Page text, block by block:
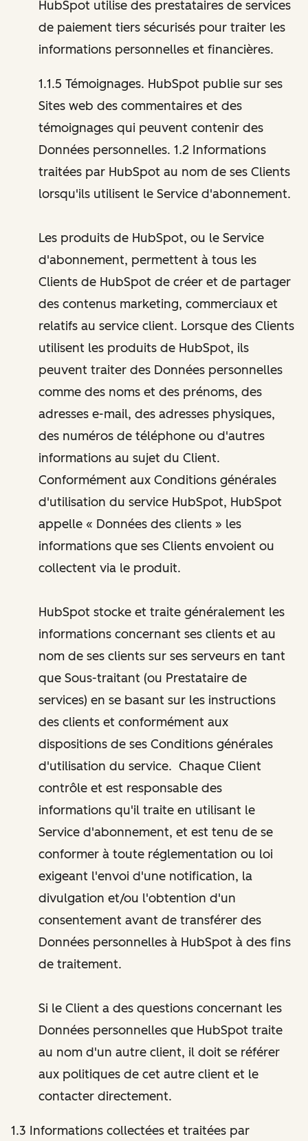
HubSpot utilise des prestataires de services
de paiement tiers sécurisés pour traiter les
informations personnelles et financières.
1.1.5 Témoignages. HubSpot publie sur ses
Sites web des commentaires et des
témoignages qui peuvent contenir des
Données personnelles. 1.2 Informations
traitées par HubSpot au nom de ses Clients
lorsqu'ils utilisent le Service d'abonnement.
Les produits de HubSpot, ou le Service
d'abonnement, permettent à tous les
Clients de HubSpot de créer et de partager
des contenus marketing, commerciaux et
relatifs au service client. Lorsque des Clients
utilisent les produits de HubSpot, ils
peuvent traiter des Données personnelles
comme des noms et des prénoms, des
adresses e-mail, des adresses physiques,
des numéros de téléphone ou d'autres
informations au sujet du Client.
Conformément aux Conditions générales
d'utilisation du service HubSpot, HubSpot
appelle « Données des clients » les
informations que ses Clients envoient ou
collectent via le produit.
HubSpot stocke et traite généralement les
informations concernant ses clients et au
nom de ses clients sur ses serveurs en tant
que Sous-traitant (ou Prestataire de
services) en se basant sur les instructions
des clients et conformément aux
dispositions de ses Conditions générales
d'utilisation du service. Chaque Client
contrôle et est responsable des
informations qu'il traite en utilisant le
Service d'abonnement, et est tenu de se
conformer à toute réglementation ou loi
exigeant l'envoi d'une notification, la
divulgation et/ou l'obtention d'un
consentement avant de transférer des
Données personnelles à HubSpot à des fins
de traitement.
Si le Client a des questions concernant les
Données personnelles que HubSpot traite
au nom d'un autre client, il doit se référer
aux politiques de cet autre client et le
contacter directement.
1.3 Informations collectées et traitées par